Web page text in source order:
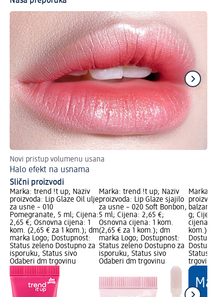
Novi pristup volumenu usana
Halo efekt na usnama
Slični proizvodi
Marka: trend !t up; Naziv
proizvoda: Lip Glaze Oil ulje
za usne – 010
Pomegranate, 5 ml; Cijena:
2,65 €; Osnovna cijena: 1
kom. (2,65 € za 1 kom.); dm
marka Logo; Dostupnost:
Status zeleno Dostupno za
isporuku, Status sivo
Odaberi dm trgovinu
Marka: trend !t up; Naziv
proizvoda: Lip Glaze sjajilo
za usne – 020 Soft Bonbon,
5 ml; Cijena: 2,65 €;
Osnovna cijena: 1 kom.
(2,65 € za 1 kom.); dm
marka Logo; Dostupnost:
Status zeleno Dostupno za
isporuku, Status sivo
Odaberi dm trgovinu
Marka:
balzam
g;
cijena: 1
kom.);
Status
trgovinu